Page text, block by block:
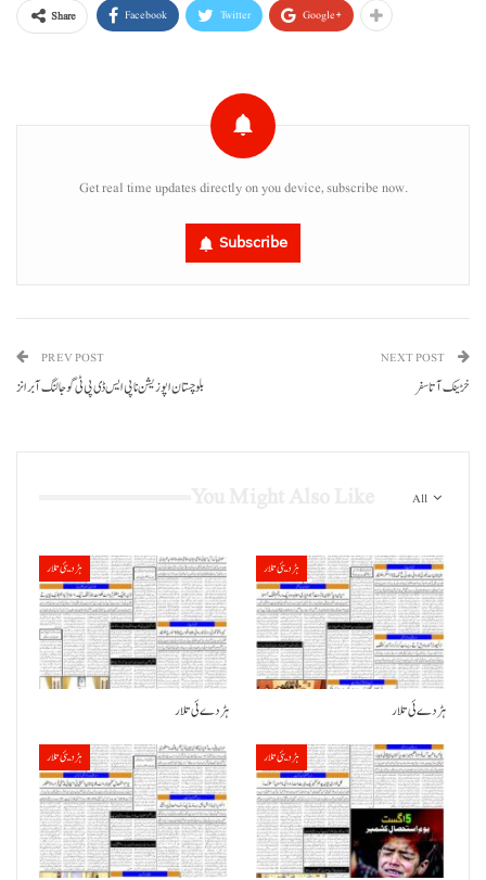
Share Facebook Twitter Google+
Get real time updates directly on you device, subscribe now.
Subscribe
PREV POST
بلوچستان اپوزیشن نا پی ایس ڈی پی ٹی گوجالنگ آ برانز
NEXT POST
خڑینک آتا سفر
All
ہڑدیئی تلار
ہڑدے ئی تلار
ہڑدیئی تلار
ہڑدے ئی تلار
ہڑدیئی تلار ہڑدیئی تلار